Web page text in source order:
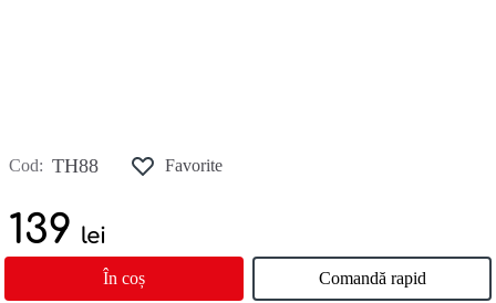
Cod: ТH88 Favorite
139 lei
În coș Comandă rapid